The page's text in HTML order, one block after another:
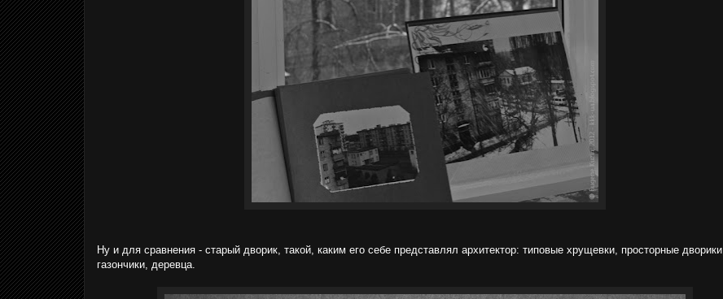
Ну и для сравнения - старый дворик, такой, каким его себе представлял архитектор: типовые хрущевки, просторные дворики,
газончики, деревца.